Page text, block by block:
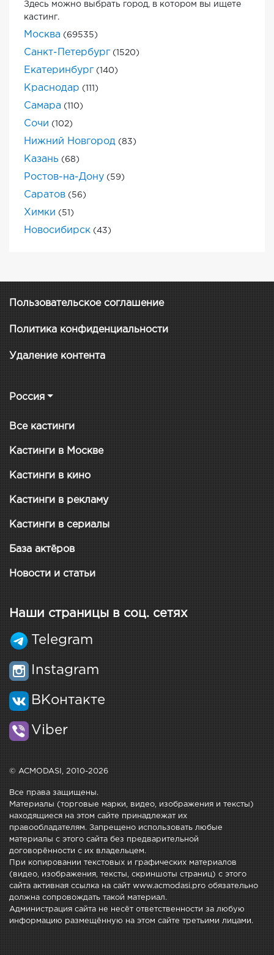
Здесь можно выбрать город, в котором вы ищете
кастинг.
Москва (69535)
Санкт-Петербург (1520)
Екатеринбург (140)
Краснодар (111)
Самара (110)
Сочи (102)
Нижний Новгород (83)
Казань (68)
Ростов-на-Дону (59)
Саратов (56)
Химки (51)
Новосибирск (43)
Пользовательское соглашение
Политика конфиденциальности
Удаление контента
Россия
Все кастинги
Кастинги в Москве
Кастинги в кино
Кастинги в рекламу
Кастинги в сериалы
База актёров
Новости и статьи
Наши страницы в соц. сетях
Telegram
Instagram
ВКонтакте
Viber
© ACMODASI, 2010-2026
Все права защищены.
Материалы (торговые марки, видео, изображения и тексты)
находящиеся на этом сайте принадлежат их
правообладателям. Запрещено использовать любые
материалы с этого сайта без предварительной
договорённости с их владельцем.
При копировании текстовых и графических материалов
(видео, изображения, тексты, скриншоты страниц) с этого
сайта активная ссылка на сайт www.acmodasi.pro обязательно
должна сопровождать такой материал.
Администрация сайта не несёт ответственности за любую
информацию размещённую на этом сайте третьими лицами.